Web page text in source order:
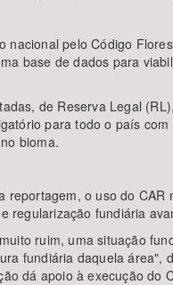
nacional pelo Código
base de dados para
de Reserva Legal
para todo o país
bioma.
reportagem, o uso do
regularização fundiária
ruim, uma situação
fundiária daquela
dá apoio à execução do